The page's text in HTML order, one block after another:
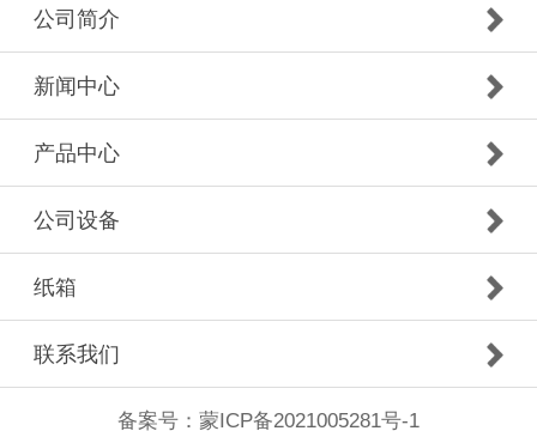
公司简介
新闻中心
产品中心
公司设备
纸箱
联系我们
备案号： 蒙ICP备2021005281号-1